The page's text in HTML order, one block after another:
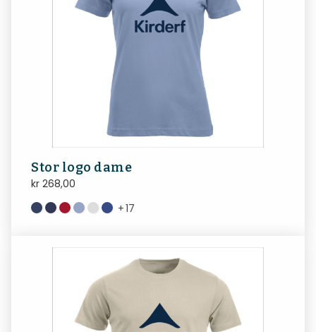
Stor logo dame
kr 268,00
+17